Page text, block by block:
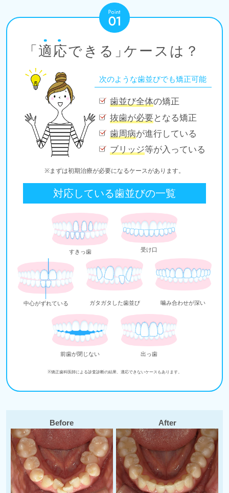
「適応できる」ケースは？
次のような歯並びでも矯正可能
歯並び全体の矯正
抜歯が必要となる矯正
歯周病が進行している
ブリッジ等が入っている
※まずは初期治療が必要になるケースがあります。
対応している歯並びの一覧
すきっ歯 受け口
中心がずれている ガタガタした歯並び 噛み合わせが深い
前歯が閉じない 出っ歯
※矯正歯科医師による診査診断の結果、適応できないケースもあります。
Before After